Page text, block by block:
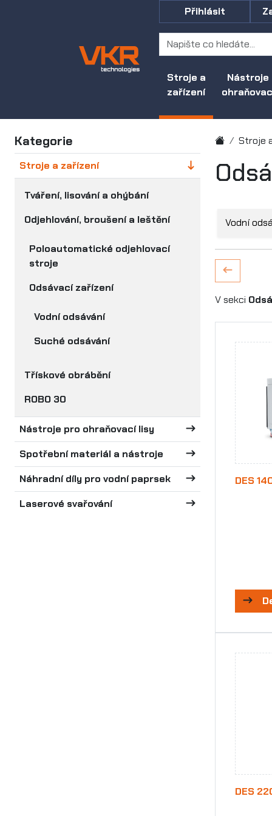
Stroje a
zařízení
Nástroje
Přihlásit
Kategorie
Stroje a zařízení
Tváření, lisování a ohýbání
Odjehlování, broušení a leštění
Poloautomatické odjehlovací
stroje
Odsávací zařízení
Vodní odsávání
Suché odsávání
Třískové obrábění
ROBO 30
Nástroje pro ohraňovací lisy
Spotřební materiál a nástroje
Náhradní díly pro vodní paprsek
Laserové svařování
Stroje
Vodní
V sekci
DES
DES